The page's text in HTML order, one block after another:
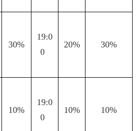
30%
19:0
0
20% 30%
10%
19:0
0
10% 10%